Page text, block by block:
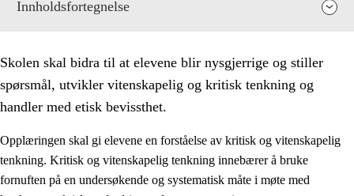
Innholdsfortegnelse
Skolen skal bidra til at elevene blir nysgjerrige og stiller
spørsmål, utvikler vitenskapelig og kritisk tenkning og
handler med etisk bevissthet.
Opplæringen skal gi elevene en forståelse av kritisk og vitenskapelig
tenkning. Kritisk og vitenskapelig tenkning innebærer å bruke
fornuften på en undersøkende og systematisk måte i møte med